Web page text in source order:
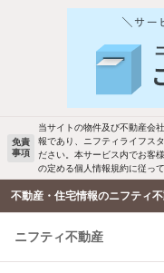
バス・トイレ別
洗濯機置場あり
エアコンあり
温水洗浄便座
免責
事項
当サイトの物件及び不動産会
報であり、ニフティライフス
ださい。本サービス内でお客
の定める個人情報規約に従っ
不動産・住宅情報のニフティ
ニフティ不動産